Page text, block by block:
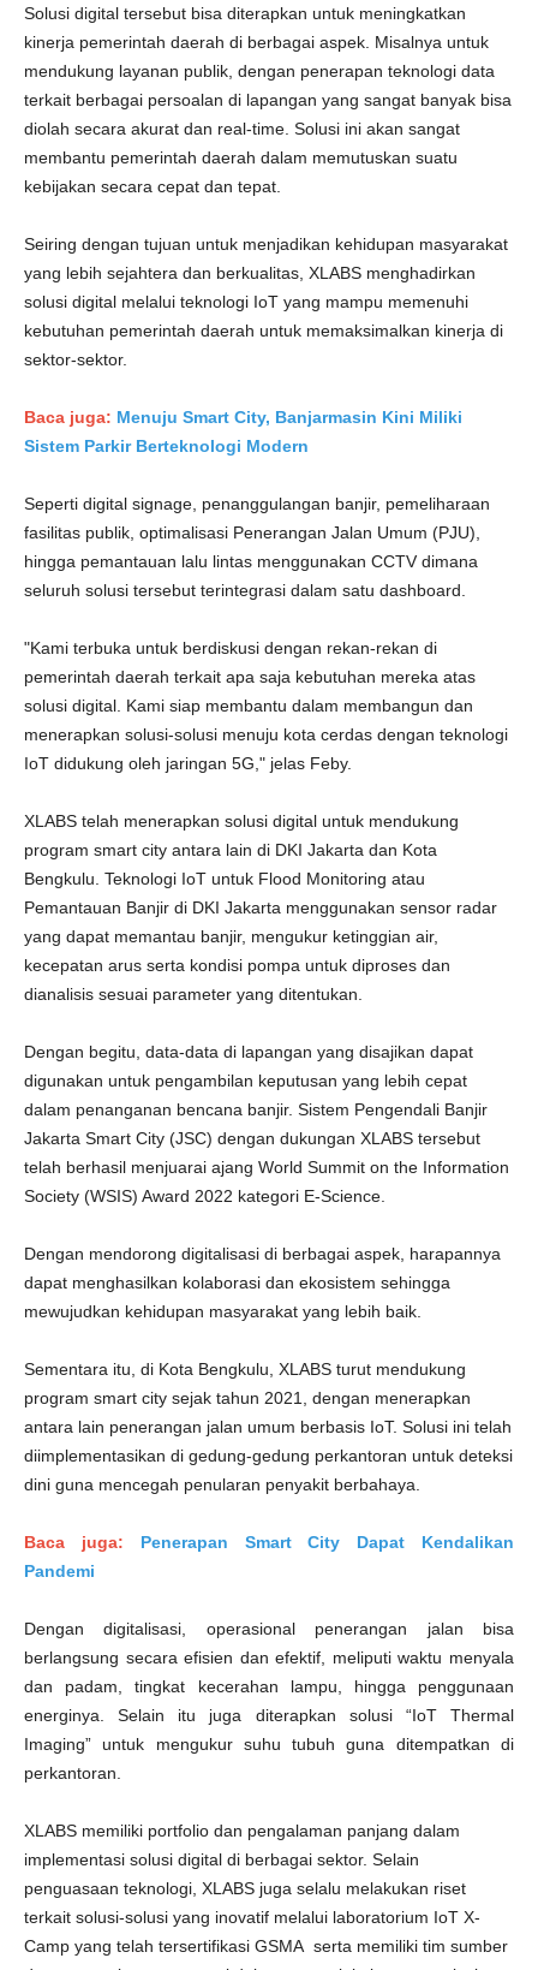
Solusi digital tersebut bisa diterapkan untuk meningkatkan
kinerja pemerintah daerah di berbagai aspek. Misalnya untuk
mendukung layanan publik, dengan penerapan teknologi data
terkait berbagai persoalan di lapangan yang sangat banyak bisa
diolah secara akurat dan real-time. Solusi ini akan sangat
membantu pemerintah daerah dalam memutuskan suatu
kebijakan secara cepat dan tepat.
Seiring dengan tujuan untuk menjadikan kehidupan masyarakat
yang lebih sejahtera dan berkualitas, XLABS menghadirkan
solusi digital melalui teknologi IoT yang mampu memenuhi
kebutuhan pemerintah daerah untuk memaksimalkan kinerja di
sektor-sektor.
Baca juga: Menuju Smart City, Banjarmasin Kini Miliki
Sistem Parkir Berteknologi Modern
Seperti digital signage, penanggulangan banjir, pemeliharaan
fasilitas publik, optimalisasi Penerangan Jalan Umum (PJU),
hingga pemantauan lalu lintas menggunakan CCTV dimana
seluruh solusi tersebut terintegrasi dalam satu dashboard.
"Kami terbuka untuk berdiskusi dengan rekan-rekan di
pemerintah daerah terkait apa saja kebutuhan mereka atas
solusi digital. Kami siap membantu dalam membangun dan
menerapkan solusi-solusi menuju kota cerdas dengan teknologi
IoT didukung oleh jaringan 5G," jelas Feby.
XLABS telah menerapkan solusi digital untuk mendukung
program smart city antara lain di DKI Jakarta dan Kota
Bengkulu. Teknologi IoT untuk Flood Monitoring atau
Pemantauan Banjir di DKI Jakarta menggunakan sensor radar
yang dapat memantau banjir, mengukur ketinggian air,
kecepatan arus serta kondisi pompa untuk diproses dan
dianalisis sesuai parameter yang ditentukan.
Dengan begitu, data-data di lapangan yang disajikan dapat
digunakan untuk pengambilan keputusan yang lebih cepat
dalam penanganan bencana banjir. Sistem Pengendali Banjir
Jakarta Smart City (JSC) dengan dukungan XLABS tersebut
telah berhasil menjuarai ajang World Summit on the Information
Society (WSIS) Award 2022 kategori E-Science.
Dengan mendorong digitalisasi di berbagai aspek, harapannya
dapat menghasilkan kolaborasi dan ekosistem sehingga
mewujudkan kehidupan masyarakat yang lebih baik.
​Sementara itu, di Kota Bengkulu, XLABS turut mendukung
program smart city sejak tahun 2021, dengan menerapkan
antara lain penerangan jalan umum berbasis IoT. Solusi ini telah
diimplementasikan di gedung-gedung perkantoran untuk deteksi
dini guna mencegah penularan penyakit berbahaya.
Baca juga: Penerapan Smart City Dapat Kendalikan
Pandemi
Dengan digitalisasi, operasional penerangan jalan bisa
berlangsung secara efisien dan efektif, meliputi waktu menyala
dan padam, tingkat kecerahan lampu, hingga penggunaan
energinya. Selain itu juga diterapkan solusi “IoT Thermal
Imaging” untuk mengukur suhu tubuh guna ditempatkan di
perkantoran.
XLABS memiliki portfolio dan pengalaman panjang dalam
implementasi solusi digital di berbagai sektor. Selain
penguasaan teknologi, XLABS juga selalu melakukan riset
terkait solusi-solusi yang inovatif melalui laboratorium IoT X-
Camp yang telah tersertifikasi GSMA serta memiliki tim sumber